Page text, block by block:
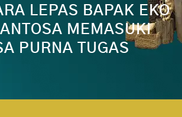
LEPAS BAPAK EKO
MEMASUKI
PURNA TUGAS